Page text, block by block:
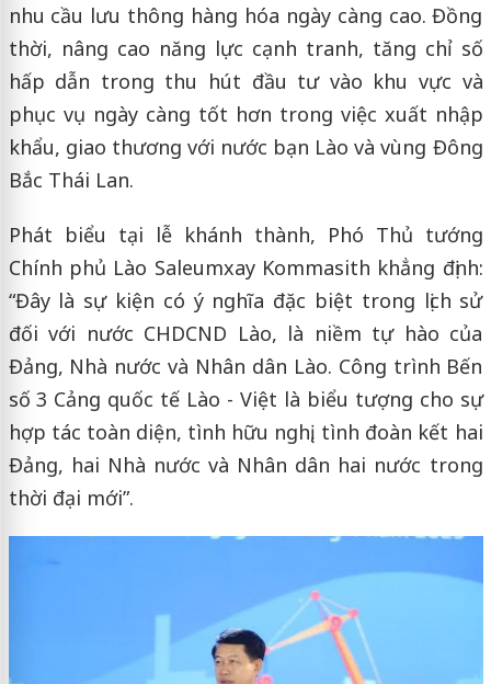
nhu cầu lưu thông hàng hóa ngày càng cao. Đồng
thời, nâng cao năng lực cạnh tranh, tăng chỉ số
hấp dẫn trong thu hút đầu tư vào khu vực và
phục vụ ngày càng tốt hơn trong việc xuất nhập
khẩu, giao thương với nước bạn Lào và vùng Đông
Bắc Thái Lan.
Phát biểu tại lễ khánh thành, Phó Thủ tướng
Chính phủ Lào Saleumxay Kommasith khẳng định:
“Đây là sự kiện có ý nghĩa đặc biệt trong lịch sử
đối với nước CHDCND Lào, là niềm tự hào của
Đảng, Nhà nước và Nhân dân Lào. Công trình Bến
số 3 Cảng quốc tế Lào - Việt là biểu tượng cho sự
hợp tác toàn diện, tình hữu nghị, tình đoàn kết hai
Đảng, hai Nhà nước và Nhân dân hai nước trong
thời đại mới”.